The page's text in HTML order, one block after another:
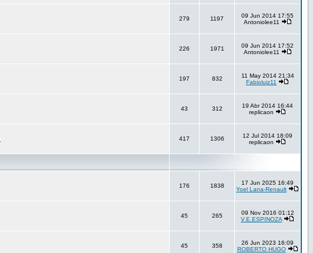
279 1197
09 Jun 2014 17:55
Antoniolee11
226 1971
09 Jun 2014 17:52
Antoniolee11
197 832
11 May 2014 21:34
Fabioluiz11
43 312
19 Abr 2014 16:44
replicaon
417 1306
12 Jul 2014 18:09
replicaon
176 1838
17 Jun 2025 16:49
Yoel Lana-Renault
45 265
09 Nov 2016 01:12
V.E.ESPINOZA
45 358
26 Jun 2023 16:09
ROBERTO HUGO